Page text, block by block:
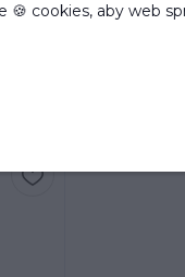
pár
🍪 cookies, aby web